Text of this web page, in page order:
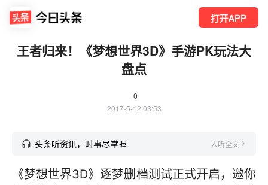
打开APP
王者归来！《梦想世界3D》手游PK玩法大
盘点
0
2017-5-12 03:53
头条听资讯，时事尽掌握 去听全文
《梦想世界3D》逐梦删档测试正式开启，邀你